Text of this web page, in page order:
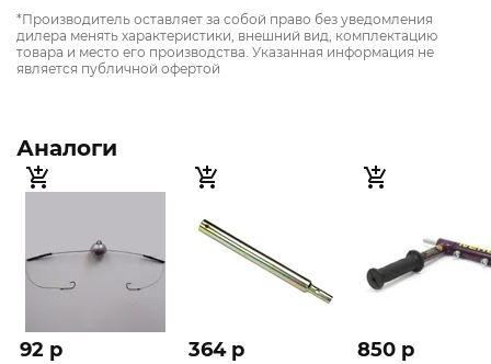
*Производитель оставляет за собой право без уведомления
дилера менять характеристики, внешний вид, комплектацию
товара и место его производства. Указанная информация не
является публичной офертой
Аналоги
92 p 364 p 850 p